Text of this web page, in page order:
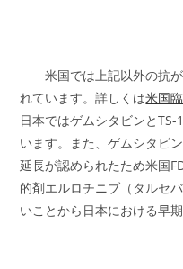
米国では上記以外の抗が
れています。詳しくは米国
日本ではゲムシタビンと
います。また、ゲムシタビ
延長が認められたため米国
的剤エルロチニブ（タルセ
いことから日本における早